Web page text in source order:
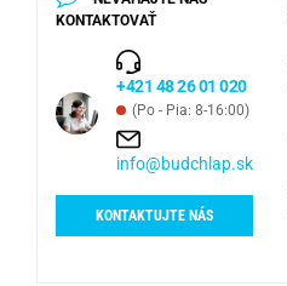
KONTAKTOVAŤ
+421 48 26 01 020
(Po - Pia: 8-16:00)
info@budchlap.sk
KONTAKTUJTE NÁS